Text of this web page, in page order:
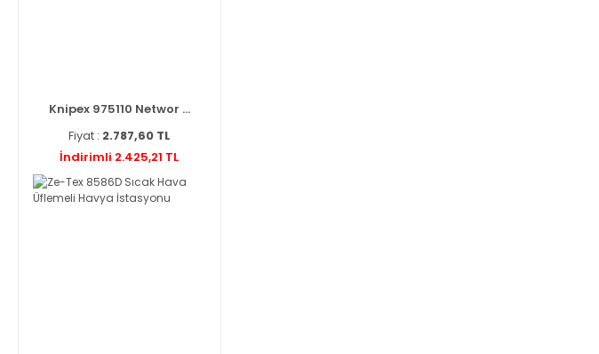
Knipex 975110 Networ ...
Fiyat : 2.787,60 TL
İndirimli 2.425,21 TL